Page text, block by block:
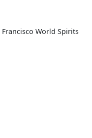
World Spirits